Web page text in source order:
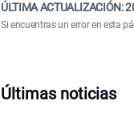
ÚLTIMA ACTUALIZACIÓN:
Si encuentras un error en esta
Últimas noticias